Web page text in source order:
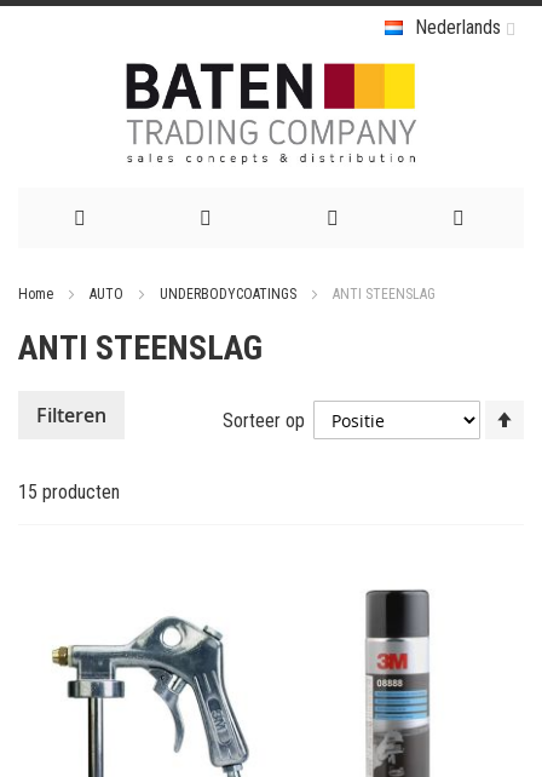
Nederlands
de
Home AUTO UNDERBODYCOATINGS ANTI STEENSLAG
ANTI STEENSLAG
15 producten
Sorteer op
Filteren